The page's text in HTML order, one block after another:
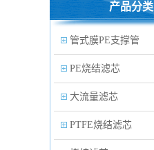
产品分类
管式膜PE支撑管
PE烧结滤芯
大流量滤芯
PTFE烧结滤芯